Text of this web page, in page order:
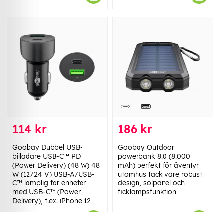
114 kr
Goobay Dubbel USB-
billadare USB-C™ PD
(Power Delivery) (48 W) 48
W (12/24 V) USB-A/USB-
C™ lämplig för enheter
med USB-C™ (Power
Delivery), t.ex. iPhone 12
186 kr
Goobay Outdoor
powerbank 8.0 (8.000
mAh) perfekt för äventyr
utomhus tack vare robust
design, solpanel och
ficklampsfunktion